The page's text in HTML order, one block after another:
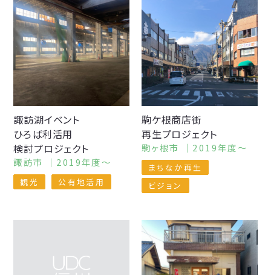
諏訪湖イベント
ひろば利活用
検討プロジェクト
諏訪市 ｜2019年度〜
観光 公有地活用
駒ケ根商店街
再生プロジェクト
駒ヶ根市 ｜2019年度〜
まちなか再生
ビジョン